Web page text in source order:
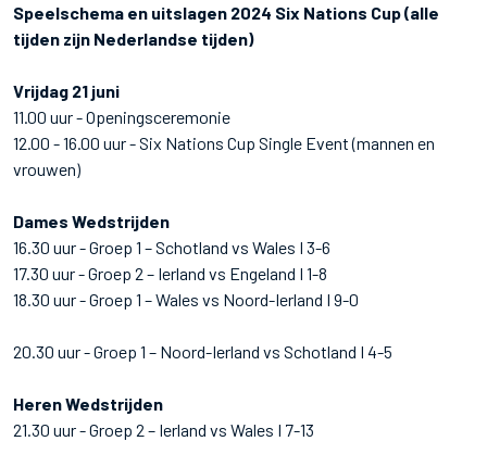
Speelschema en uitslagen 2024 Six Nations Cup (alle
tijden zijn Nederlandse tijden)
Vrijdag 21 juni
11.00 uur - Openingsceremonie
12.00 - 16.00 uur - Six Nations Cup Single Event (mannen en
vrouwen)
Dames Wedstrijden
16.30 uur - Groep 1 – Schotland vs Wales I 3-6
17.30 uur - Groep 2 – Ierland vs Engeland I 1-8
18.30 uur - Groep 1 – Wales vs Noord-Ierland I 9-0
20.30 uur - Groep 1 – Noord-Ierland vs Schotland I 4-5
Heren Wedstrijden
21.30 uur - Groep 2 – Ierland vs Wales I 7-13